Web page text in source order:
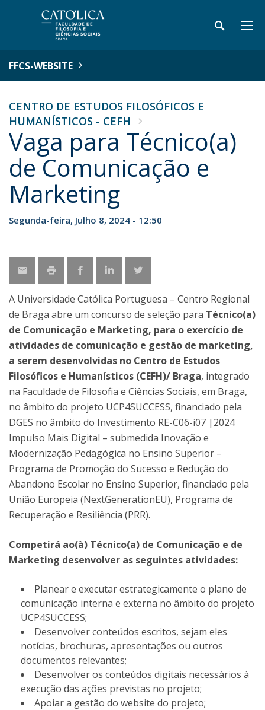
FFCS-WEBSITE
CENTRO DE ESTUDOS FILOSÓFICOS E
HUMANÍSTICOS - CEFH
Vaga para Técnico(a)
de Comunicação e
Marketing
Segunda-feira, Julho 8, 2024 - 12:50
A Universidade Católica Portuguesa – Centro Regional
de Braga abre um concurso de seleção para Técnico(a)
de Comunicação e Marketing, para o exercício de
atividades de comunicação e gestão de marketing,
a serem desenvolvidas no Centro de Estudos
Filosóficos e Humanísticos (CEFH)/ Braga, integrado
na Faculdade de Filosofia e Ciências Sociais, em Braga,
no âmbito do projeto UCP4SUCCESS, financiado pela
DGES no âmbito do Investimento RE-C06-i07 |2024
Impulso Mais Digital – submedida Inovação e
Modernização Pedagógica no Ensino Superior –
Programa de Promoção do Sucesso e Redução do
Abandono Escolar no Ensino Superior, financiado pela
União Europeia (NextGenerationEU), Programa de
Recuperação e Resiliência (PRR).
Competirá ao(à) Técnico(a) de Comunicação e de
Marketing desenvolver as seguintes atividades:
Planear e executar estrategicamente o plano de
comunicação interna e externa no âmbito do projeto
UCP4SUCCESS;
Desenvolver conteúdos escritos, sejam eles
notícias, brochuras, apresentações ou outros
documentos relevantes;
Desenvolver os conteúdos digitais necessários à
execução das ações previstas no projeto;
Apoiar a gestão do website do projeto;